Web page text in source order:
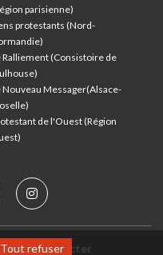
parisienne)
protestants (Nord-
Ralliement (Consistoire de
Nouveau Messager(Alsace-
de l'Ouest (Région
Nous contacter
Tout refuser